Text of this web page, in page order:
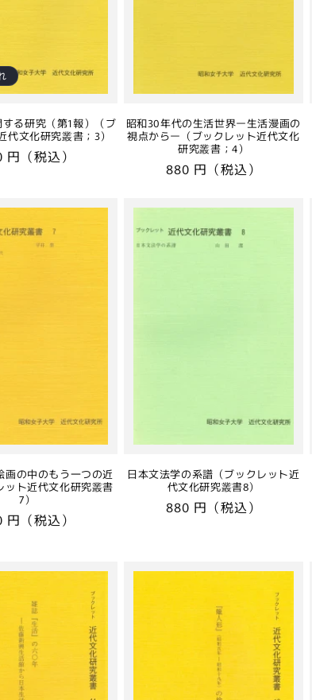
る研究（第1報）（ブ
代文化研究叢書；3）
円（税込）
昭和30年代の生活世界ー生活漫画の
視点からー（ブックレット近代文化
研究叢書；4）
通
価
格
880 円（税込）
の中のもう一つの近
ット近代文化研究叢書
7）
円（税込）
日本文法学の系譜（ブックレット近
代文化研究叢書8）
通
880 円（税込）